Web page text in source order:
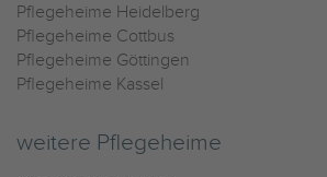
Pflegeheime Heidelberg
Pflegeheime Cottbus
Pflegeheime Göttingen
Pflegeheime Kassel
weitere Pflegeheime